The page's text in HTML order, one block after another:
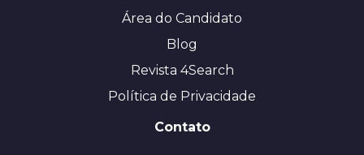
Área do Candidato
Blog
Revista 4Search
Política de Privacidade
Contato